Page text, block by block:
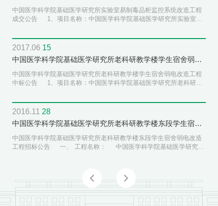
中国医学科学院基础医学研究所实验室易制毒品柜监控系统改造工程
成交公告 1、项目名称：中国医学科学院基础医学研究所实验室易
交供应商详情 （1）成交供应商名称：北京世纪实拓科技有限公
司 （2）成交金额：人民币129800元整 4、磋商小组成员名单:房
海霞、杨玉龙、宫宝文 5、公告期限 本成交公告自发布之日起公
告期限为5个工作日。 相关供应商对成交...
2017.06 15
中国医学科学院基础医学研究所老科研教学楼学生宿舍弱电改造工程中标公告
中国医学科学院基础医学研究所老科研教学楼学生宿舍弱电改造工程
中标公告 1、项目名称：中国医学科学院基础医学研究所老科研教
标详情 （1）中标供应商名称：北京世纪实拓科技有限公司 （2）
中标金额：人民币36万元整 4、评标委员会成员名单：李洲杜、黄
永生、付显涛 5、公告期限 本中标公告自发布之日起公告期限为5
个工作日。 相关供应商对中标结果有异议的...
2016.11 28
中国医学科学院基础医学研究所老科研教学楼东段学生宿舍弱电改造工程招标公告
中国医学科学院基础医学研究所老科研教学楼东段学生宿舍弱电改造
工程招标公告 一、 工程名称： 中国医学科学院基础医学研究所
电改造项目，原有监控由...